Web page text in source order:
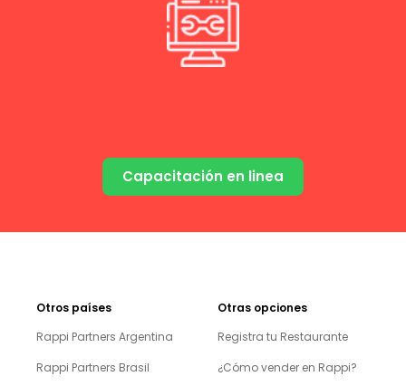
Capacitación en linea
Otros países
Rappi Partners Argentina
Rappi Partners Brasil
Otras opciones
Registra tu Restaurante
¿Cómo vender en Rappi?